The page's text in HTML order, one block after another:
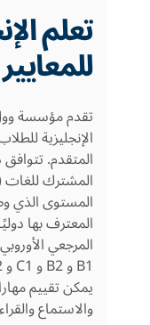
تعلم
الإنجليزية
المتقدم. تتوافق
المستوى الذي
المعترف بها
يمكن تقييم
والاستماع